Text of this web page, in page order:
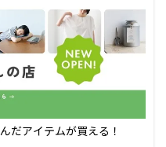
だアイテムが買える！